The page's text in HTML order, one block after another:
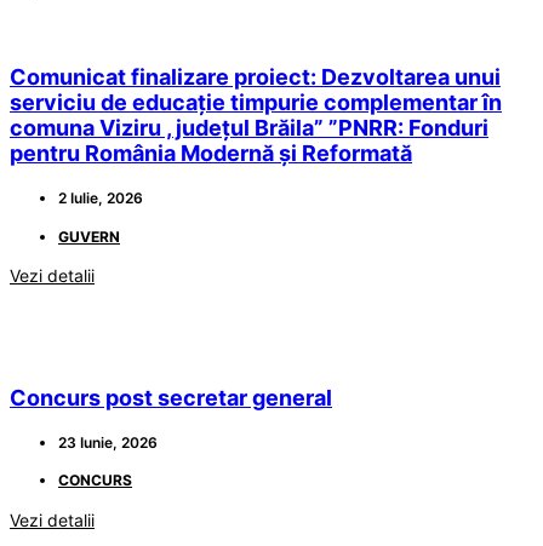
Comunicat finalizare proiect: Dezvoltarea unui
serviciu de educație timpurie complementar în
comuna Viziru , județul Brăila” ”PNRR: Fonduri
pentru România Modernă și Reformată
2 Iulie, 2026
GUVERN
Vezi detalii
Concurs post secretar general
23 Iunie, 2026
CONCURS
Vezi detalii